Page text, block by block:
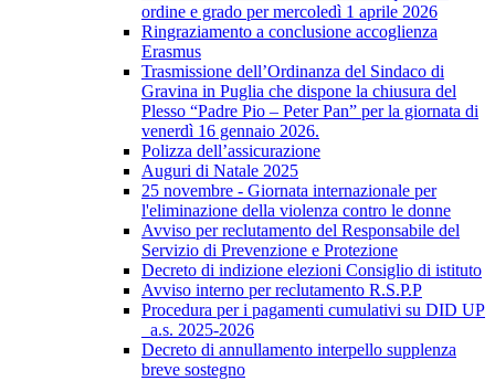
ordine e grado per mercoledì 1 aprile 2026
Ringraziamento a conclusione accoglienza
Erasmus
Trasmissione dell’Ordinanza del Sindaco di
Gravina in Puglia che dispone la chiusura del
Plesso “Padre Pio – Peter Pan” per la giornata di
venerdì 16 gennaio 2026.
Polizza dell’assicurazione
Auguri di Natale 2025
25 novembre - Giornata internazionale per
l'eliminazione della violenza contro le donne
Avviso per reclutamento del Responsabile del
Servizio di Prevenzione e Protezione
Decreto di indizione elezioni Consiglio di istituto
Avviso interno per reclutamento R.S.P.P
Procedura per i pagamenti cumulativi su DID UP
_a.s. 2025-2026
Decreto di annullamento interpello supplenza
breve sostegno